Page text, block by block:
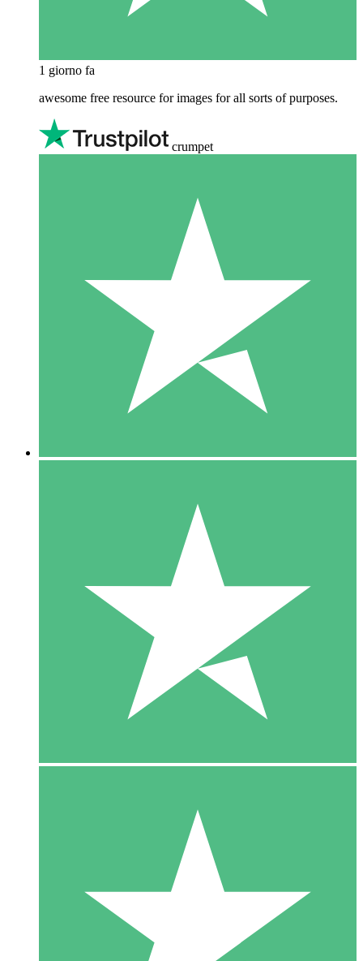
1 giorno fa
awesome free resource for images for all sorts of purposes.
crumpet